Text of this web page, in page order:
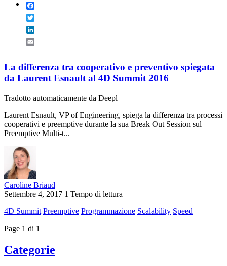
La differenza tra cooperativo e preventivo spiegata
da Laurent Esnault al 4D Summit 2016
Tradotto automaticamente da Deepl
Laurent Esnault, VP of Engineering, spiega la differenza tra processi
cooperativi e preemptive durante la sua Break Out Session sul
Preemptive Multi-t...
Caroline Briaud
Settembre 4, 2017 1 Tempo di lettura
4D Summit Preemptive Programmazione Scalability Speed
Page 1 di 1
Categorie